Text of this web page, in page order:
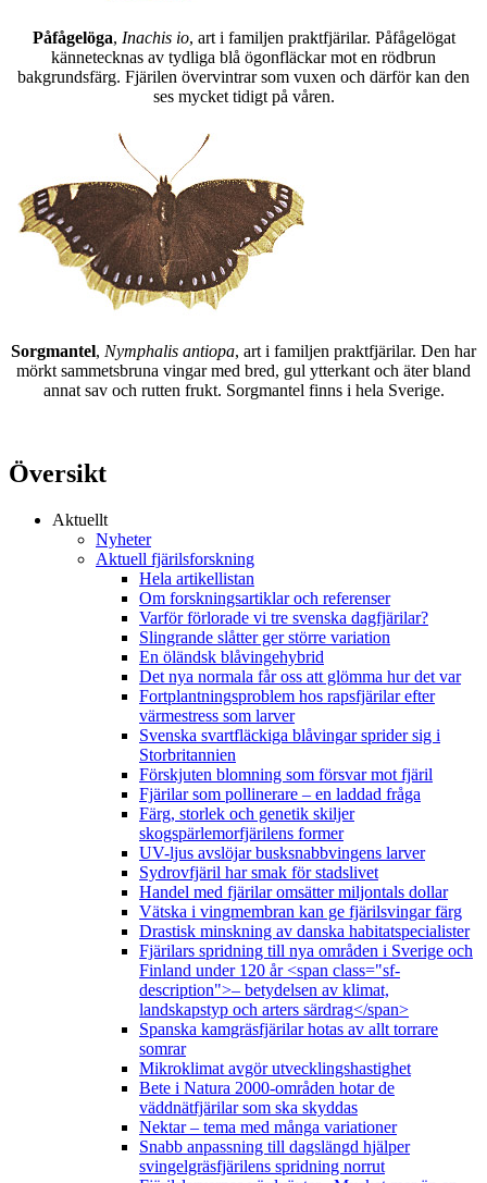
Påfågelöga, Inachis io, art i familjen praktfjärilar. Påfågelögat
kännetecknas av tydliga blå ögonfläckar mot en rödbrun
bakgrundsfärg. Fjärilen övervintrar som vuxen och därför kan den
ses mycket tidigt på våren.
Sorgmantel, Nymphalis antiopa, art i familjen praktfjärilar. Den har
mörkt sammetsbruna vingar med bred, gul ytterkant och äter bland
annat sav och rutten frukt. Sorgmantel finns i hela Sverige.
Översikt
Aktuellt
Nyheter
Aktuell fjärilsforskning
Hela artikellistan
Om forskningsartiklar och referenser
Varför förlorade vi tre svenska dagfjärilar?
Slingrande slåtter ger större variation
En öländsk blåvingehybrid
Det nya normala får oss att glömma hur det var
Fortplantningsproblem hos rapsfjärilar efter
värmestress som larver
Svenska svartfläckiga blåvingar sprider sig i
Storbritannien
Förskjuten blomning som försvar mot fjäril
Fjärilar som pollinerare – en laddad fråga
Färg, storlek och genetik skiljer
skogspärlemorfjärilens former
UV-ljus avslöjar busksnabbvingens larver
Sydrovfjäril har smak för stadslivet
Handel med fjärilar omsätter miljontals dollar
Vätska i vingmembran kan ge fjärilsvingar färg
Drastisk minskning av danska habitatspecialister
Fjärilars spridning till nya områden i Sverige och
Finland under 120 år <span class="sf-
description">– betydelsen av klimat,
landskapstyp och arters särdrag</span>
Spanska kamgräsfjärilar hotas av allt torrare
somrar
Mikroklimat avgör utvecklingshastighet
Bete i Natura 2000-områden hotar de
väddnätfjärilar som ska skyddas
Nektar – tema med många variationer
Snabb anpassning till dagslängd hjälper
svingelgräsfjärilens spridning norrut